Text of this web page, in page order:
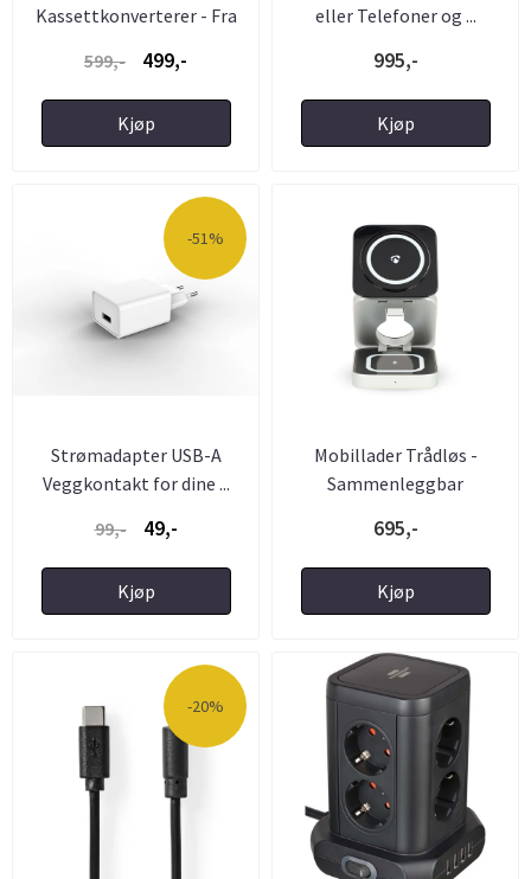
Kassettkonverterer - Fra
599,- 499,-
Kjøp
eller Telefoner og ...
995,-
Kjøp
-51%
Strømadapter USB-A
Veggkontakt for dine ...
99,-
49,-
Kjøp
Mobillader Trådløs -
Sammenleggbar
695,-
Kjøp
-20%